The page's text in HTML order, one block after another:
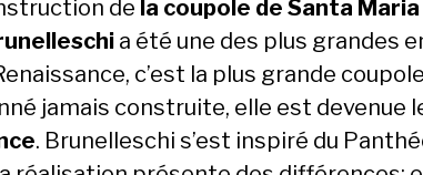
de la coupole de Santa
a été une des plus grandes
c’est la plus grande
jamais construite, elle est devenue
. Brunelleschi s’est inspiré du